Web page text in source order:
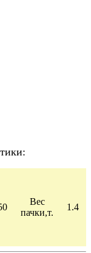
Вес
пачки,т.
1.4